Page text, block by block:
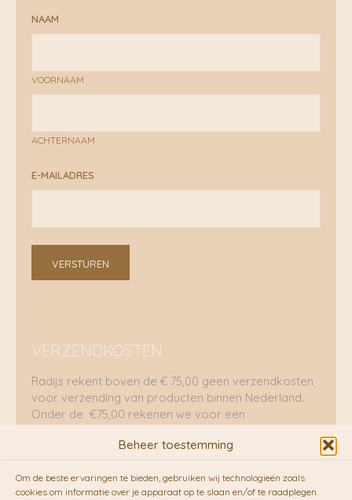
Beheer toestemming
Om de beste ervaringen te bieden, gebruiken wij technologieën zoals
cookies om informatie over je apparaat op te slaan en/of te raadplegen.
NAAM
VOORNAAM
ACHTERNAAM
E-MAILADRES
VERSTUREN
VERZENDKOSTEN
Radijs rekent boven de € 75,00 geen verzendkosten
voor verzending van producten binnen Nederland.
Onder de €75,00 rekenen we voor een
RADIJS werkt samen met de duurzame bezorgdienst